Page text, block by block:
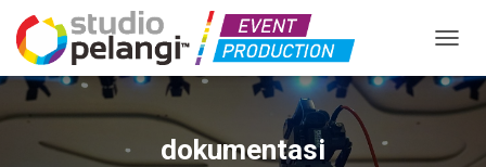
dokumentasi